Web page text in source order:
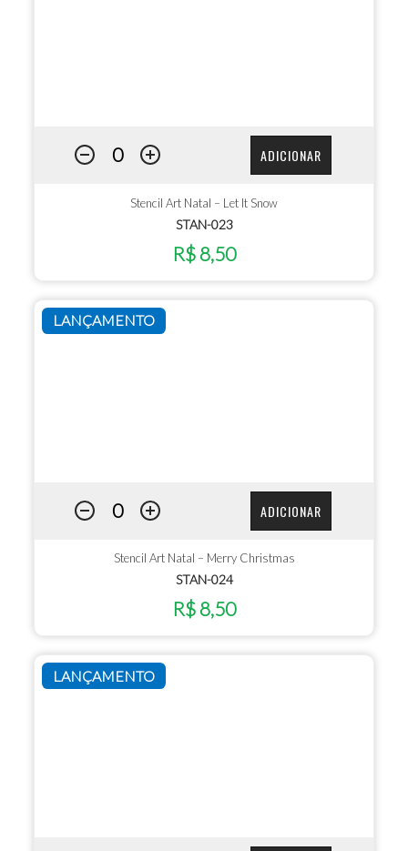
ADICIONAR
Stencil Art Natal – Let It Snow
STAN-023
R$ 8,50
LANÇAMENTO
ADICIONAR
Stencil Art Natal – Merry Christmas
STAN-024
R$ 8,50
LANÇAMENTO